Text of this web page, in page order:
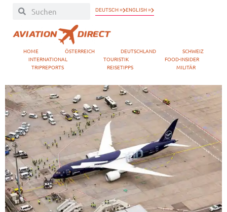
DEUTSCH » ENGLISH »
HOME ÖSTERREICH DEUTSCHLAND
SCHWEIZ
INTERNATIONAL
TOURISTIK
FOOD-INSIDER
TRIPREPORTS
REISETIPPS MILITÄR